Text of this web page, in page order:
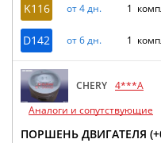
K116 от 4 дн. 1
D142 от 6 дн. 1
CHERY 4***A
Аналоги и сопутствующие
ПОРШЕНЬ ДВИГАТЕЛЯ